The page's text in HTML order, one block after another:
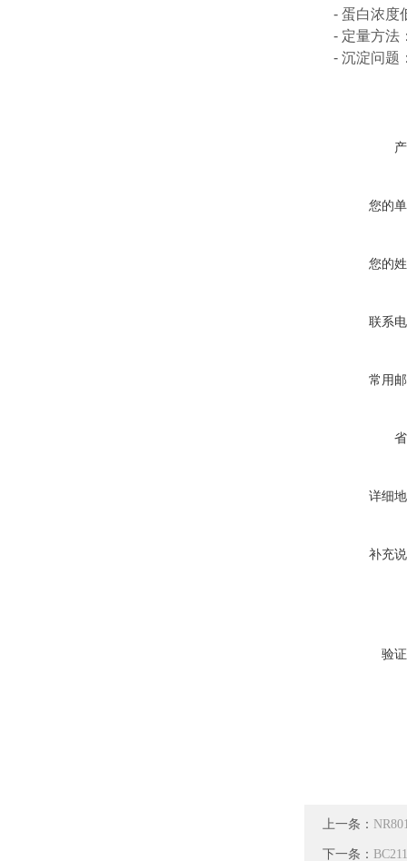
- 蛋白浓度低
- 定量方法：
- 沉淀问题：
您的
您的
联系
常用
详细
补充
验
上一条：
下一条：